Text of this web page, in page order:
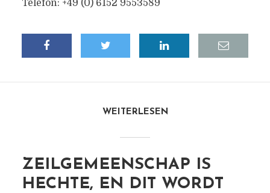
Telefon: +49 (0) 6152 9553589
WEITERLESEN
ZEILGEMEENSCHAP IS
HECHTE, EN DIT WORDT